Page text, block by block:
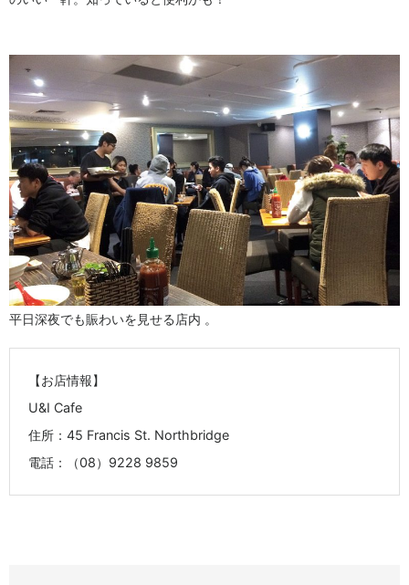
平日深夜でも賑わいを見せる店内 。
【お店情報】
U&I Cafe
住所：45 Francis St. Northbridge
電話：（08）9228 9859